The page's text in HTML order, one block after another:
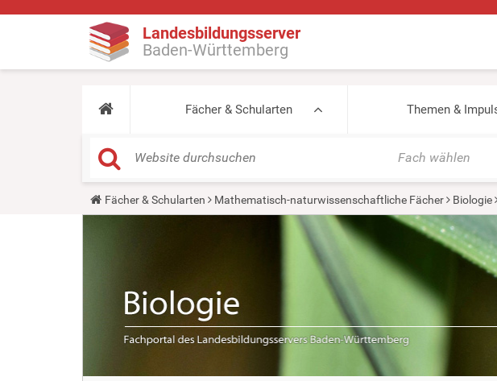
Landesbildungsserver
Baden-Württemberg
Fächer & Schularten Themen &
Fach wählen
Y
o
Fächer & Schularten Mathematisch-naturwissenschaftliche Fächer Biologie